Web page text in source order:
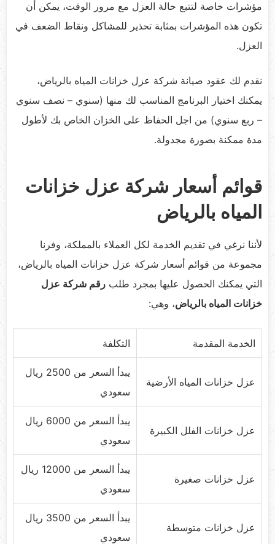
مؤشرات خاصة لتتبع حالة العزل مع مرور الوقت، يمكن أن
تكون هذه المؤشرات بمثابة تحذير للمشاكل ونقاط الضعف في
العزل.
نقدم لك عقود صيانة شركة عزل خزانات المياه بالرياض،
يمكنك اختيار البرنامج المناسب لك منها (سنوي – نصف سنوي
– ربع سنوي) من اجل الحفاظ على الخزان الخاص بك لأطول
مدة ممكنة بصورة مجدولة.
قوائم أسعار شركة عزل خزانات
المياه بالرياض
لأننا نرغي في تقديم الخدمة لكل العملاء بالمملكة، وفرنا
مجموعة من قوائم أسعار شركة عزل خزانات المياه بالرياض،
التي يمكنك الحصول عليها بمجرد طلب رقم شركة عزل
خزانات المياه بالرياض، وهي:
الخدمة المقدمة التكلفة
عزل خزانات المياه الأرضية
يبدأ السعر من 2500 ريال
سعودي
عزل خزانات الفلل الكبيرة
يبدأ السعر من 6000 ريال
سعودي
عزل خزانات صغيرة
يبدأ السعر من 12000 ريال
سعودي
عزل خزانات متوسطة
يبدأ السعر من 3500 ريال
سعودي